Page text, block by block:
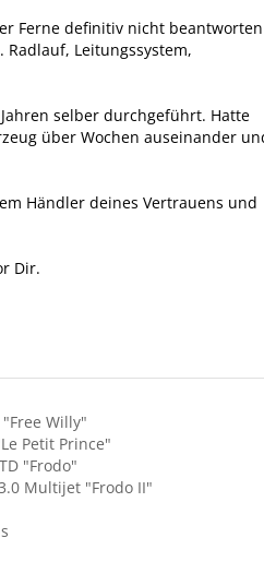
Ferne definitiv nicht
Leitungssystem,
selber durchgeführt. Hatte
über Wochen auseinander
Händler deines Vertrauens und
Dir.
Willy"
Petit Prince"
"Frodo"
Multijet "Frodo II"